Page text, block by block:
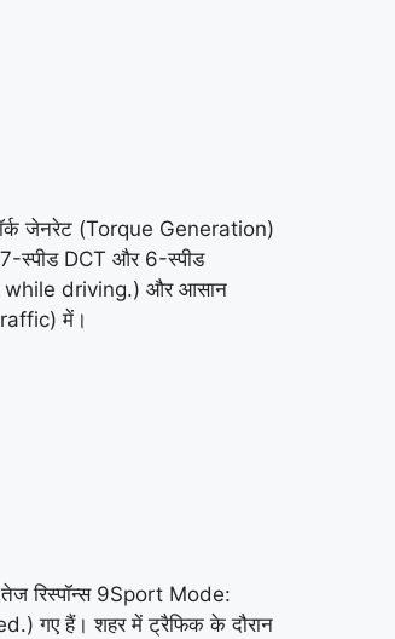
जेनरेट (Torque Generation)
स्पीड DCT और 6-स्पीड
while driving.) और आसान
में।
रिस्पॉन्स 9Sport Mode:
गए हैं। शहर में ट्रैफिक के दौरान